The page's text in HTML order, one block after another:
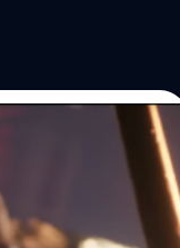
3
ฒนา Flying Wild